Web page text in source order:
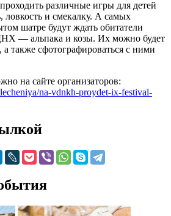
различные игры для детей
ловкость и смекалку. А самых
шатре будут ждать обитатели
— альпака и козы. Их можно будет
а также сфотографироваться с ними
на сайте организаторов:
na-vdnkh-proydet-ix-festival-